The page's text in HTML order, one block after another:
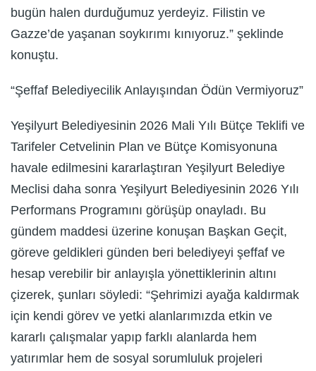
bugün halen durduğumuz yerdeyiz. Filistin ve
Gazze’de yaşanan soykırımı kınıyoruz.” şeklinde
konuştu.
“Şeffaf Belediyecilik Anlayışından Ödün Vermiyoruz”
Yeşilyurt Belediyesinin 2026 Mali Yılı Bütçe Teklifi ve
Tarifeler Cetvelinin Plan ve Bütçe Komisyonuna
havale edilmesini kararlaştıran Yeşilyurt Belediye
Meclisi daha sonra Yeşilyurt Belediyesinin 2026 Yılı
Performans Programını görüşüp onayladı. Bu
gündem maddesi üzerine konuşan Başkan Geçit,
göreve geldikleri günden beri belediyeyi şeffaf ve
hesap verebilir bir anlayışla yönettiklerinin altını
çizerek, şunları söyledi: “Şehrimizi ayağa kaldırmak
için kendi görev ve yetki alanlarımızda etkin ve
kararlı çalışmalar yapıp farklı alanlarda hem
yatırımlar hem de sosyal sorumluluk projeleri